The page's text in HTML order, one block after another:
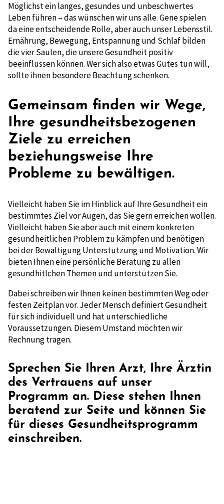
Möglichst ein langes, gesundes und unbeschwertes
Leben führen – das wünschen wir uns alle. Gene spielen
da eine entscheidende Rolle, aber auch unser Lebensstil.
Ernährung, Bewegung, Entspannung und Schlaf bilden
die vier Säulen, die unsere Gesundheit positiv
beeinflussen können. Wer sich also etwas Gutes tun will,
sollte ihnen besondere Beachtung schenken.
Gemeinsam finden wir Wege,
Ihre gesundheitsbezogenen
Ziele zu erreichen
beziehungsweise Ihre
Probleme zu bewältigen.
Vielleicht haben Sie im Hinblick auf Ihre Gesundheit ein
bestimmtes Ziel vor Augen, das Sie gern erreichen wollen.
Vielleicht haben Sie aber auch mit einem konkreten
gesundheitlichen Problem zu kämpfen und benötigen
bei der Bewältigung Unterstützung und Motivation. Wir
bieten Ihnen eine persönliche Beratung zu allen
gesundhitlchen Themen und unterstützen Sie.
Dabei schreiben wir Ihnen keinen bestimmten Weg oder
festen Zeitplan vor. Jeder Mensch definiert Gesundheit
für sich individuell und hat unterschiedliche
Voraussetzungen. Diesem Umstand möchten wir
Rechnung tragen.
Sprechen Sie Ihren Arzt, Ihre Ärztin
des Vertrauens auf unser
Programm an. Diese stehen Ihnen
beratend zur Seite und können Sie
für dieses Gesundheitsprogramm
einschreiben.